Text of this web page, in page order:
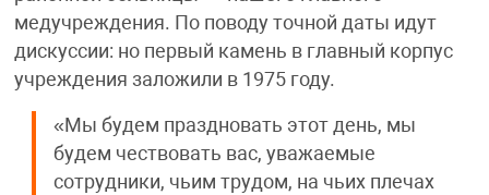
медучреждения. По поводу точной даты идут
дискуссии: но первый камень в главный корпус
учреждения заложили в 1975 году.
«Мы будем праздновать этот день, мы
будем чествовать вас, уважаемые
сотрудники, чьим трудом, на чьих плечах